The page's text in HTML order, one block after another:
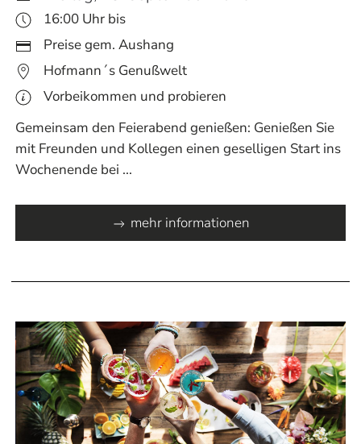
16:00 Uhr bis
Preise gem. Aushang
Hofmann´s Genußwelt
Vorbeikommen und probieren
Gemeinsam den Feierabend genießen: Genießen Sie
mit Freunden und Kollegen einen geselligen Start ins
Wochenende bei ...
mehr informationen